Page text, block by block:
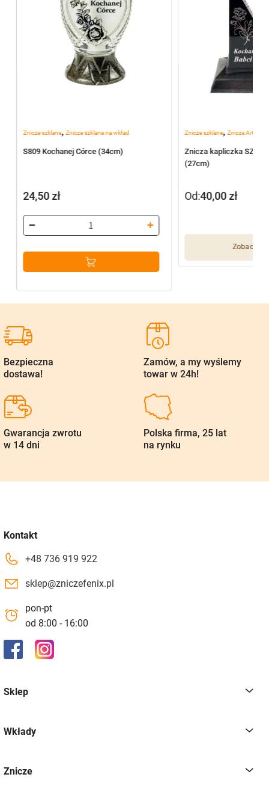
Znicze szklane, Znicze szklane na wkład
S809 Kochanej Córce (34cm)
24,50zł
Znicze szklane,Znicze
Znicza kapliczka SZ-1
(27cm)
Zobacz
Od:40,00zł
Bezpieczna
dostawa!
Zamów, a my wyślemy
towar w 24h!
Gwarancja zwrotu
w 14 dni
Polska firma, 25 lat
na rynku
Kontakt
+48 736 919 922
sklep@zniczefenix.pl
pon-pt
od 8:00 - 16:00
Sklep
Wkłady
Znicze